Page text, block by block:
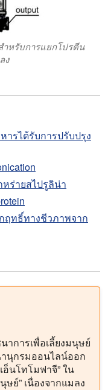
หรับการแยกโปรตีน
ง
รได้รับการปรับปรุง
ร่ายสไปรูลิน่า
ฤทธิ์ทางชีวภาพจาก
าการเพื่อเลี้ยงมนุษย์
านุกรมออนไลน์ออก
นโทโมฟาจี” ใน
ย์” เนื่องจากแมลง